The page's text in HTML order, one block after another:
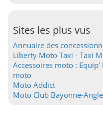
Sites les plus vus
Annuaire des
Liberty Moto Taxi - Taxi
Accessoires moto :
moto
Moto Addict
Moto Club Bayonne-